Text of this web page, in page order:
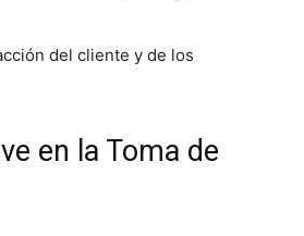
del cliente y de los
en la Toma de